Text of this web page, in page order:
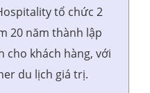
tổ chức 2
20 năm thành lập
cho khách hàng, với
du lịch giá trị.